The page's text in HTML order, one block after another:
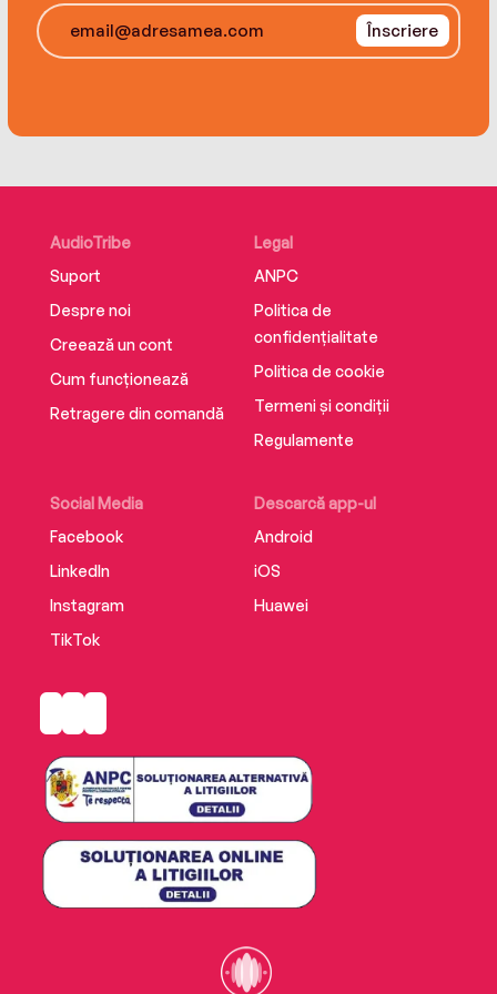
‘Cornwell’s books run on a cocktail of adrenaline
Înscriere
AudioTribe
Suport
Despre noi
Creează un cont
Cum funcționează
Retragere din comandă
Social Media
Facebook
LinkedIn
Instagram
TikTok
Descarcă app-ul
Android
iOS
Huawei
Legal
ANPC
Politica de
confidențialitate
Politica de cookie
Termeni și condiții
Regulamente